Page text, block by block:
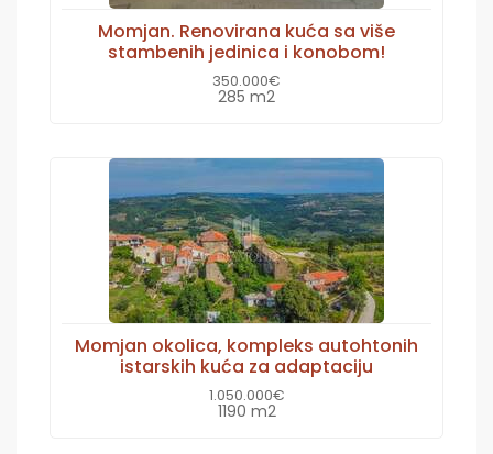
Momjan. Renovirana kuća sa više
stambenih jedinica i konobom!
350.000€
285 m2
Momjan okolica, kompleks autohtonih
istarskih kuća za adaptaciju
1.050.000€
1190 m2